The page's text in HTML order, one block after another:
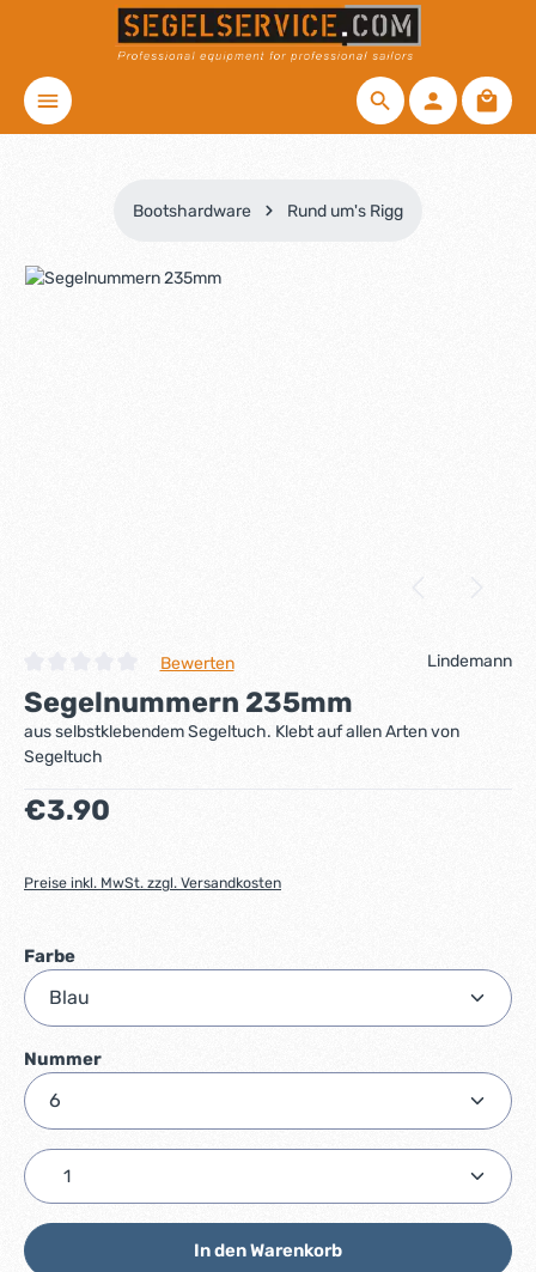
Zum Hauptinhalt springen
Bootshardware Rund um's Rigg
Bildergalerie überspringen
Durchschnittliche Bewertung von 0 von 5 Sternen
Bewerten Lindemann
Segelnummern 235mm
aus selbstklebendem Segeltuch. Klebt auf allen Arten von
Segeltuch
Regulärer Preis:
€3.90
Preise inkl. MwSt. zzgl. Versandkosten
Farbeauswählen
Nummerauswählen
Produkt Anzahl: Gib den gewünschten Wert ein
In den Warenkorb